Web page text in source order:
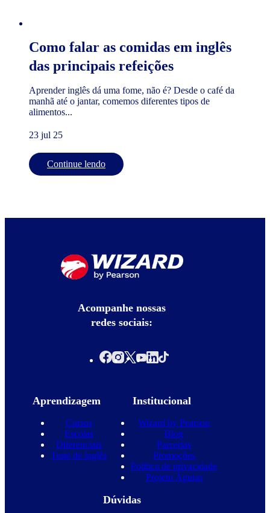
Como falar as comidas em inglês
das principais refeições
Aprender inglês dá uma fome, não é? Desde o café da
manhã até o jantar, comemos diferentes tipos de
alimentos...
23 jul 25
Continue lendo
Acompanhe nossas
redes sociais:
Aprendizagem
Cursos
Escolas
Diferenciais
Teste de inglês
Institucional
Wizard by Pearson
Blog
Parcerias
Promoções
Política de privacidade
Projeto Águias
Dúvidas